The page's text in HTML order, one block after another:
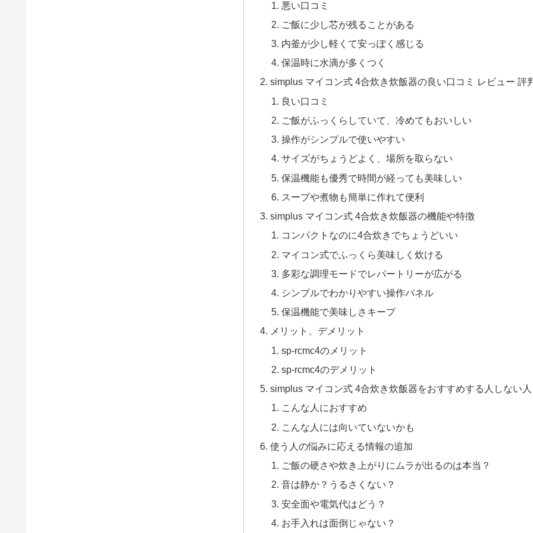
悪い口コミ
ご飯に少し芯が残ることがある
内釜が少し軽くて安っぽく感じる
保温時に水滴が多くつく
simplus マイコン式 4合炊き炊飯器の良い口コミ レビュー 評
良い口コミ
ご飯がふっくらしていて、冷めてもおいしい
操作がシンプルで使いやすい
サイズがちょうどよく、場所を取らない
保温機能も優秀で時間が経っても美味しい
スープや煮物も簡単に作れて便利
simplus マイコン式 4合炊き炊飯器の機能や特徴
コンパクトなのに4合炊きでちょうどいい
マイコン式でふっくら美味しく炊ける
多彩な調理モードでレパートリーが広がる
シンプルでわかりやすい操作パネル
保温機能で美味しさキープ
メリット、デメリット
sp-rcmc4のメリット
sp-rcmc4のデメリット
simplus マイコン式 4合炊き炊飯器をおすすめする人しない人
こんな人におすすめ
こんな人には向いていないかも
使う人の悩みに応える情報の追加
ご飯の硬さや炊き上がりにムラが出るのは本当？
音は静か？うるさくない？
安全面や電気代はどう？
お手入れは面倒じゃない？